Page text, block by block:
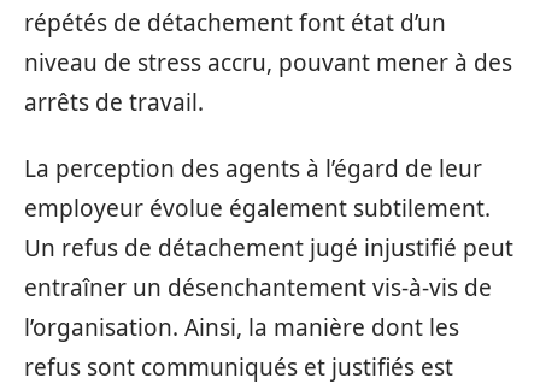
répétés de détachement font état d’un
niveau de stress accru, pouvant mener à des
arrêts de travail.
La perception des agents à l’égard de leur
employeur évolue également subtilement.
Un refus de détachement jugé injustifié peut
entraîner un désenchantement vis-à-vis de
l’organisation. Ainsi, la manière dont les
refus sont communiqués et justifiés est